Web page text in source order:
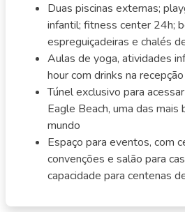
Duas piscinas externas;
infantil; fitness center 24h;
espreguiçadeiras e chalés
Aulas de yoga, atividades
hour com drinks na
Túnel exclusivo para
Eagle Beach, uma das mais
mundo
Espaço para eventos, com
convenções e salão para
capacidade para centenas